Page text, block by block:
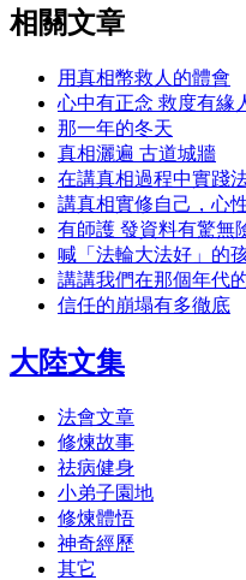
相關文章
用真相幣救人的體會
心中有正念 救度有緣
那一年的冬天
真相灑遍 古道城牆
在講真相過程中實踐
講真相實修自己，心
有師護 發資料有驚無
喊「法輪大法好」的
講講我們在那個年代
信任的崩塌有多徹底
大陸文集
法會文章
修煉故事
祛病健身
小弟子園地
修煉體悟
神奇經歷
其它